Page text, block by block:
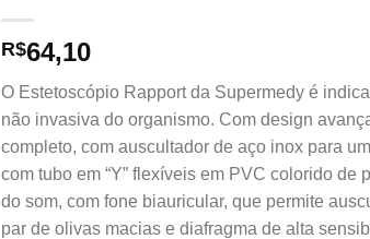
R$64,10
O Estetoscópio Rapport da Supermedy é
não invasiva do organismo. Com design
completo, com auscultador de aço inox para
com tubo em “Y” flexíveis em PVC colorido de
do som, com fone biauricular, que permite
par de olivas macias e diafragma de alta